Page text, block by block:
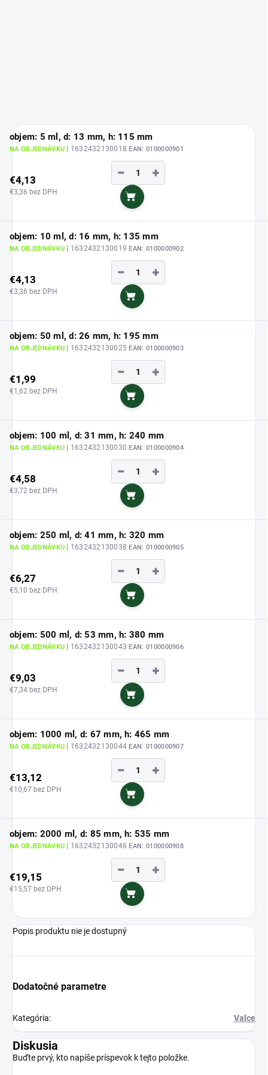
objem: 5 ml, d: 13 mm, h: 115 mm
NA OBJEDNÁVKU | 1632432130018EAN: 0100000901
€4,13
€3,36 bez DPH
+
−
Do košíka
objem: 10 ml, d: 16 mm, h: 135 mm
NA OBJEDNÁVKU | 1632432130019EAN: 0100000902
€4,13
€3,36 bez DPH
+
−
Do košíka
objem: 50 ml, d: 26 mm, h: 195 mm
NA OBJEDNÁVKU | 1632432130025EAN: 0100000903
€1,99
€1,62 bez DPH
+
−
Do košíka
objem: 100 ml, d: 31 mm, h: 240 mm
NA OBJEDNÁVKU | 1632432130030EAN: 0100000904
€4,58
€3,72 bez DPH
+
−
Do košíka
objem: 250 ml, d: 41 mm, h: 320 mm
NA OBJEDNÁVKU | 1632432130038EAN: 0100000905
€6,27
€5,10 bez DPH
+
−
Do košíka
objem: 500 ml, d: 53 mm, h: 380 mm
NA OBJEDNÁVKU | 1632432130043EAN: 0100000906
€9,03
€7,34 bez DPH
+
−
Do košíka
objem: 1000 ml, d: 67 mm, h: 465 mm
NA OBJEDNÁVKU | 1632432130044EAN: 0100000907
€13,12
€10,67 bez DPH
+
−
Do košíka
objem: 2000 ml, d: 85 mm, h: 535 mm
NA OBJEDNÁVKU | 1632432130046EAN: 0100000908
€19,15
€15,57 bez DPH
+
−
Do košíka
Popis produktu nie je dostupný
Dodatočné parametre
Kategória: Valce
Diskusia
Buďte prvý, kto napíše príspevok k tejto položke.